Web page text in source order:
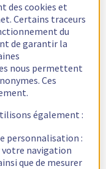
des cookies et
Certains traceurs
du
de garantir la
nous permettent
Ces
également :
personnalisation :
navigation
que de mesurer